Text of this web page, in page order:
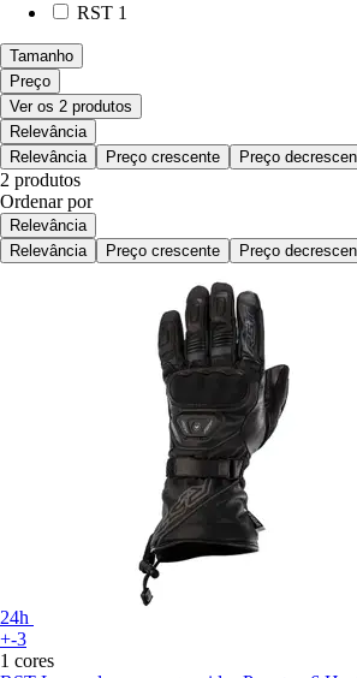
RST 1
Tamanho
Preço
Ver os 2 produtos
Relevância
Relevância
Preço crescente Preço
2 produtos
Ordenar por
Relevância
Relevância
Preço crescente Preço
24h
+-3
1 cores